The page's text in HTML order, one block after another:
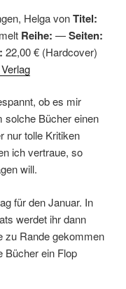
Helga vonTitel:
Reihe: —Seiten:
22,00 € (Hardcover)
ob es mir
solche Bücher einen
nur tolle Kritiken
ich vertraue, so
will.
für den Januar. In
werdet ihr dann
zu Rande gekommen
Bücher ein Flop